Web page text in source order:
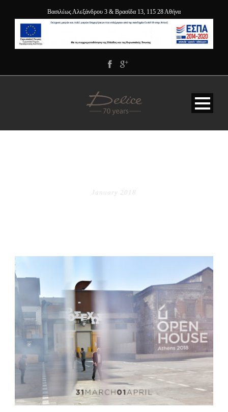
Βασιλέως Αλεξάνδρου 3 & Βρασίδα 13, 115 28 Αθήνα
January 2018